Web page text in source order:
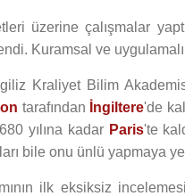
üzerine çalışmalar
Kuramsal ve
Kraliyet Bilim
tarafından İngiltere'de
yılına kadar Paris'te
bile onu ünlü yapmaya
ilk eksiksiz